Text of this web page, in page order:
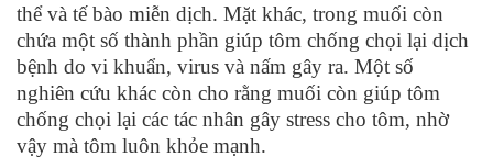
thể và tế bào miễn dịch. Mặt khác, trong muối còn
chứa một số thành phần giúp tôm chống chọi lại dịch
bệnh do vi khuẩn, virus và nấm gây ra. Một số
nghiên cứu khác còn cho rằng muối còn giúp tôm
chống chọi lại các tác nhân gây stress cho tôm, nhờ
vậy mà tôm luôn khỏe mạnh.